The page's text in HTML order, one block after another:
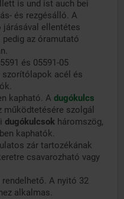
is und ist auch bei
és rezgésálló. A
ellentétes
az óramutató
és 05591-05
acél és
kapható. A dugókulcs
működtetésére szolgál
dugókulcsok háromszög,
kaphatók.
zár tartozékának
csavarozható vagy
rendelhető. A nyitó 32
alkalmas.